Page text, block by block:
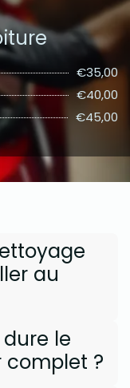
€35,00
€40,00
€45,00
au
le
complet ?